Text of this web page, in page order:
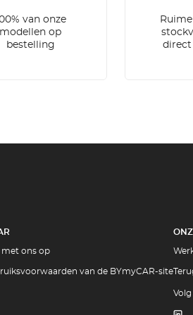
van onze
modellen op
bestelling
direct
ons op
van de BYmyCAR-site
Volg